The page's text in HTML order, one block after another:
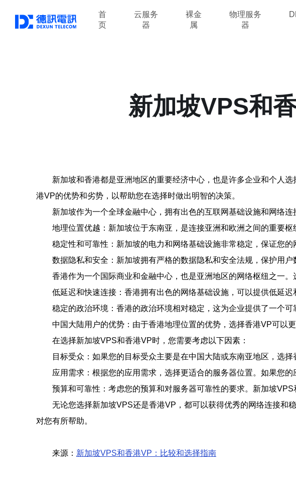
首
页
云服务
器
裸金
属
物理服务
器
新加坡VPS和
新加坡和香港都是亚洲地区的重要经济中心，也是许多企业和个人
港VP的优势和劣势，以帮助您在选择时做出明智的决策。
新加坡作为一个全球金融中心，拥有出色的互联网基础设施和网络连
地理位置优越：新加坡位于东南亚，是连接亚洲和欧洲之间的重要
稳定性和可靠性：新加坡的电力和网络基础设施非常稳定，保证您的
数据隐私和安全：新加坡拥有严格的数据隐私和安全法规，保护用户
香港作为一个国际商业和金融中心，也是亚洲地区的网络枢纽之一。
低延迟和快速连接：香港拥有出色的网络基础设施，可以提供低延
稳定的政治环境：香港的政治环境相对稳定，这为企业提供了一个可
中国大陆用户的优势：由于香港地理位置的优势，选择香港VP可以
在选择新加坡VPS和香港VP时，您需要考虑以下因素：
目标受众：如果您的目标受众主要是在中国大陆或东南亚地区，选
应用需求：根据您的应用需求，选择更适合的服务器位置。如果您
预算和可靠性：考虑您的预算和对服务器可靠性的要求。新加坡
无论您选择新加坡VPS还是香港VP，都可以获得优秀的网络连接和
对您有所帮助。
来源： 新加坡VPS和香港VP：比较和选择指南